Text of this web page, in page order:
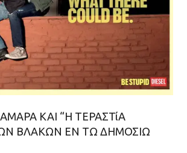
ΚΑΙ “Η ΤΕΡΑΣΤίΑ
ΒΛΑΚΩΝ ΕΝ ΤΩ ΔΗΜΟΣΙΩ